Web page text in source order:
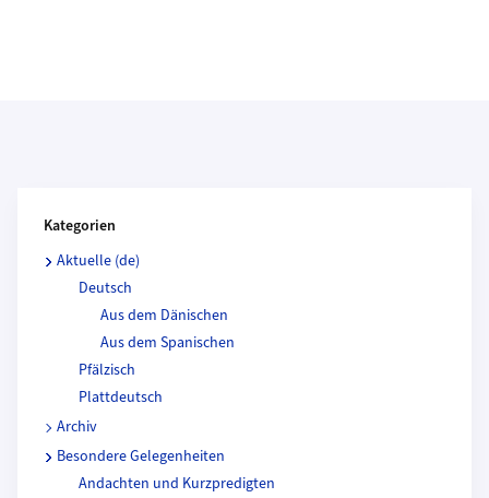
Kategorien
Aktuelle (de)
Deutsch
Aus dem Dänischen
Aus dem Spanischen
Pfälzisch
Plattdeutsch
Archiv
Besondere Gelegenheiten
Andachten und Kurzpredigten